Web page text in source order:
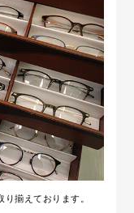
揃えております。